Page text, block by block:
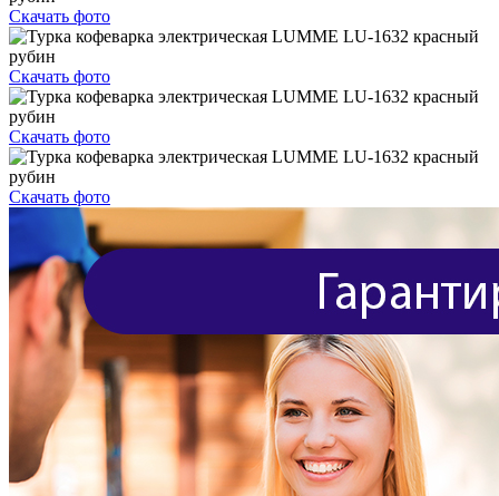
Скачать фото
Скачать фото
Скачать фото
Скачать фото